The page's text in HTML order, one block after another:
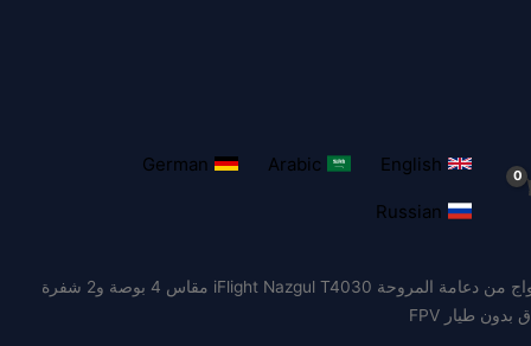
English
Arabic
German
Russian
/ 20 قطعة/10 أزواج من دعامة المروحة iFlight Nazgul T4030 مقاس 4 بوصة و2 شفرة